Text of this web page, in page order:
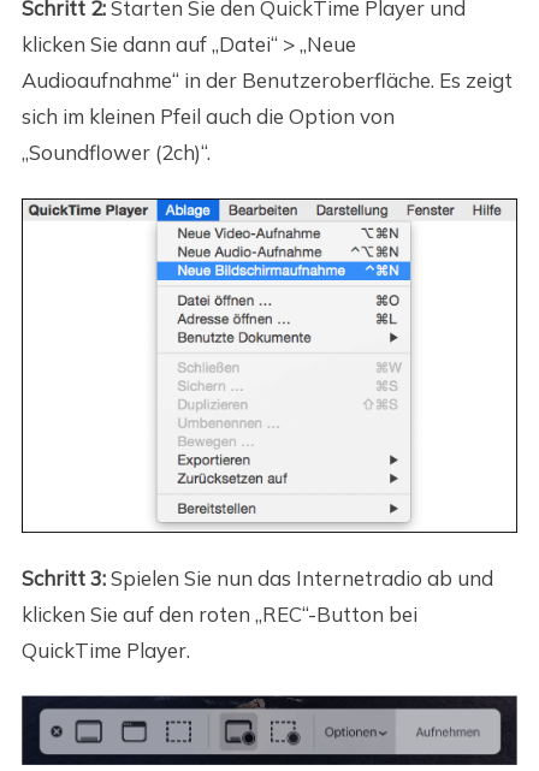
Schritt 2:Starten Sie den QuickTime Player und
klicken Sie dann auf „Datei“ > „Neue
Audioaufnahme“ in der Benutzeroberfläche. Es zeigt
sich im kleinen Pfeil auch die Option von
„Soundflower (2ch)“.
Schritt 3:Spielen Sie nun das Internetradio ab und
klicken Sie auf den roten „REC“-Button bei
QuickTime Player.